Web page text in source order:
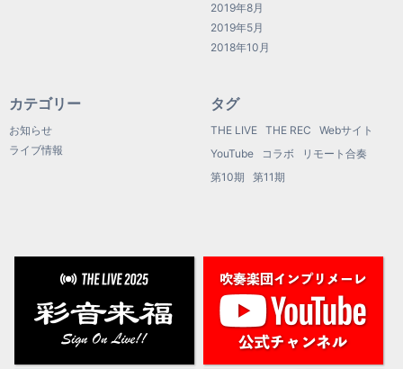
2019年8月
2019年5月
2018年10月
カテゴリー
お知らせ
ライブ情報
タグ
THE LIVE THE REC
Webサイト
YouTube
コラボ
リモート合奏
第10期
第11期